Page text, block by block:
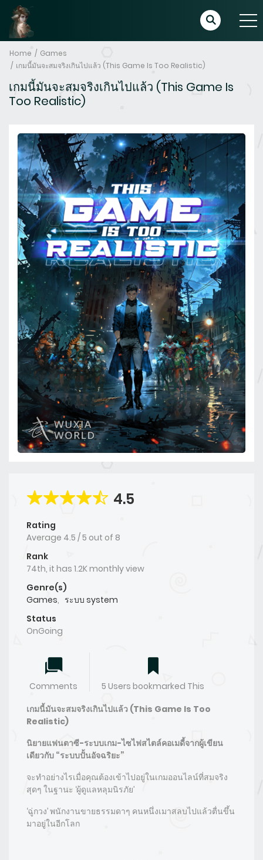
Home
Games
เกมนี้มันจะสมจริงเกินไปแล้ว (This Game Is Too Realistic)
เกมนี้มันจะสมจริงเกินไปแล้ว (This Game Is
Too Realistic)
4.5
Rating
Average 4.5 /5 out of 8
Rank
74th, it has 1.2K monthly view
Genre(s)
Games, ระบบ system
Status
OnGoing
Comments
5 Users bookmarked This
เกมนี้มันจะสมจริงเกินไปแล้ว (This Game Is Too
Realistic)
นิยายแฟนตาซี-ระบบเกม-ไซไฟสไตล์คอเมดี้จากผู้เขียน
เดียวกับ “ระบบปั้นอัจฉริยะ”
จะทำอย่างไรเมื่อคุณต้องเข้าไปอยู่ในเกมออนไลน์ที่สมจริง
สุดๆ ในฐานะ ‘ผู้ดูแลหลุมนิรภัย’
‘ฉู่กวง’ พนักงานขายธรรมดาๆ คนหนึ่งเมาสลบไปแล้วตื่นขึ้น
มาอยู่ในอีกโลก